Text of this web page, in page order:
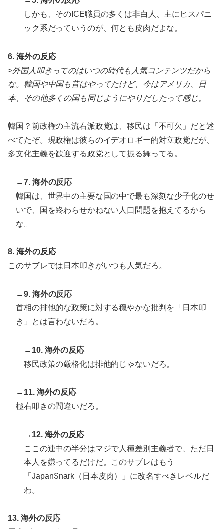
しかも、そのICE職員の多くは非白人、主にヒスパニ
ック系だっていうのが、何とも皮肉だよな。
6. 海外の反応
>外国人叩きってのはいつの時代も人気コンテンツだから
な。韓国や中国も昔はやってたけど、今はアメリカ、日
本、その他多くの国も同じようにやりだしたって感じ。
韓国？前政権の主流右派政党は、移民は「不可欠」だと述
べてたぞ。現政権は彼らのイデオロギー的対立政党だが、
多文化主義を歓迎する政党として振る舞ってる。
→7. 海外の反応
韓国は、世界中の主要な国の中で最も深刻な少子化のせ
いで、国を終わらせかねない人口問題を抱えてるから
な。
8. 海外の反応
このサブレでは日本叩きがいつも人気だろ。
→9. 海外の反応
首相の排他的な政策に対する穏やかな批判を「日本叩
き」とは言わないだろ。
→10. 海外の反応
移民政策の厳格化は排他的じゃないだろ。
→11. 海外の反応
極右叩きの間違いだろ。
→12. 海外の反応
ここの連中の半分はマジで人種差別主義者で、ただ日
本人を嫌ってるだけだ。このサブレはもう
「JapanSnark（日本皮肉）」に改名すべきレベルだ
わ。
13. 海外の反応